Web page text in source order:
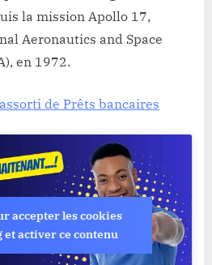
la mission Apollo 17,
Aeronautics and Space
en 1972.
de Prêts bancaires
accepter les cookies
activer ce contenu